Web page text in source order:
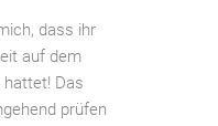
dass ihr
auf dem
hattet! Das
prüfen